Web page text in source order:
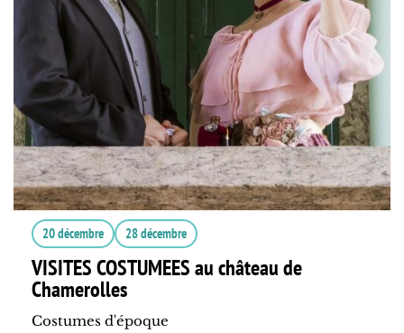
20 décembre 28 décembre
VISITES COSTUMEES au château de
Chamerolles
Costumes d'époque